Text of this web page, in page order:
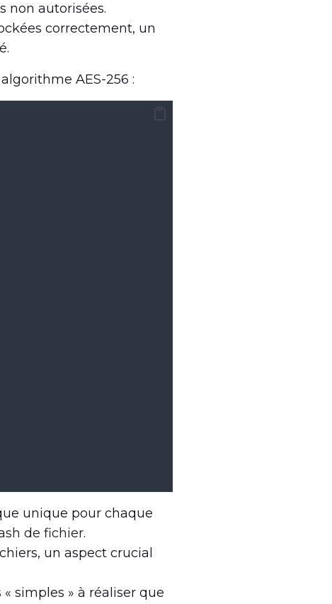
non autorisées.
correctement, un
AES-256 :
unique pour chaque
de fichier.
un aspect crucial
simples » à réaliser que